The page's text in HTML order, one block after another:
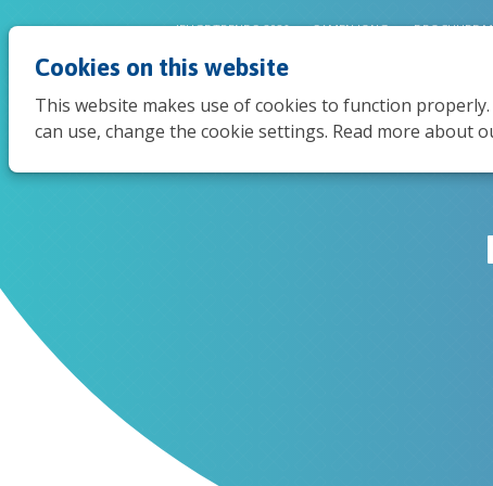
Cookies on this website
This website makes use of cookies to function
can use, change the cookie settings. Read more about
JEUGDTRENDS 2026 SAMEN JONG BROCHURE